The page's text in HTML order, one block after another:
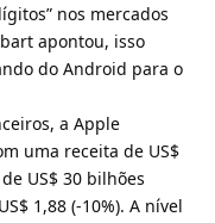
nos mercados
apontou, isso
do Android para o
a Apple
uma receita de US$
US$ 30 bilhões
1,88 (-10%). A nível